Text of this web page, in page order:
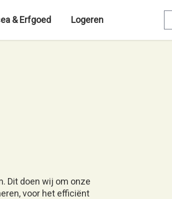
& Erfgoed Logeren
Dit doen wij om onze
voor het efficiënt